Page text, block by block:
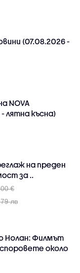
(07.08.2026 -
NOVA
лятна късна)
на преден
за ..
€
лв
Нолан: Филмът
споровете около